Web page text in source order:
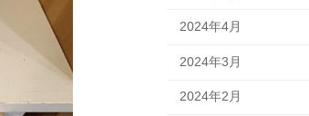
2024年4月
2024年3月
2024年2月